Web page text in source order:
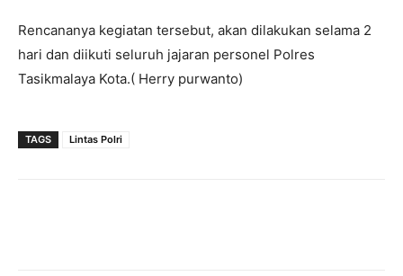
Rencananya kegiatan tersebut, akan dilakukan selama 2
hari dan diikuti seluruh jajaran personel Polres
Tasikmalaya Kota.( Herry purwanto)
TAGS Lintas Polri